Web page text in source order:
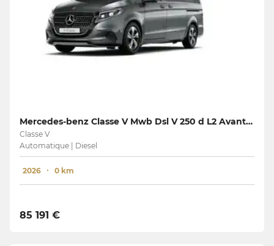
Mercedes-benz Classe V Mwb Dsl V 250 d L2 Avantgarde
Classe V
Automatique | Diesel
2026 0 km
85 191 €